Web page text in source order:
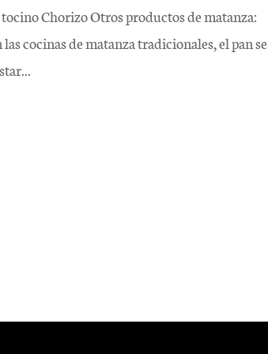
Chorizo Otros productos de matanza:
cocinas de matanza tradicionales, el pan se